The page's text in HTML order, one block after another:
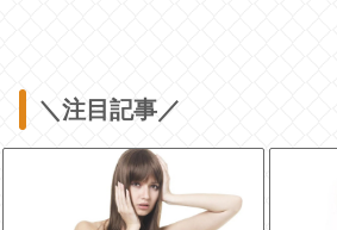
＼注目記事／